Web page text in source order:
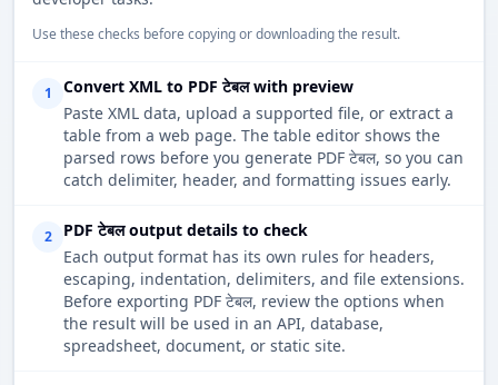
Use these checks before copying or downloading the result.
1
Convert XML to PDF टेबल with preview
Paste XML data, upload a supported file, or extract a
table from a web page. The table editor shows the
parsed rows before you generate PDF टेबल, so you can
catch delimiter, header, and formatting issues early.
2
PDF टेबल output details to check
Each output format has its own rules for headers,
escaping, indentation, delimiters, and file extensions.
Before exporting PDF टेबल, review the options when
the result will be used in an API, database,
spreadsheet, document, or static site.